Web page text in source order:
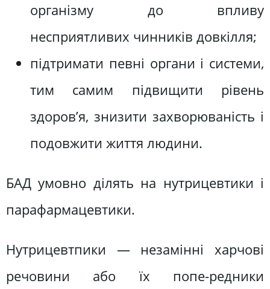
організму до впливу
несприятливих чинників довкілля;
підтримати певні органи і системи,
тим самим підвищити рівень
здоров’я, знизити захворюваність і
подовжити життя людини.
БАД умовно ділять на нутрицевтики і
парафармацевтики.
Нутрицевтпики — незамінні харчові
речовини або їх попе-редники